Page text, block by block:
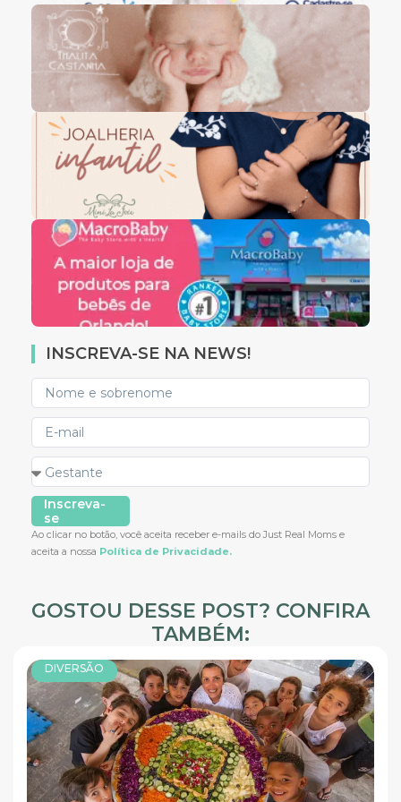
INSCREVA-SE NA NEWS!
Inscreva-
se
Ao clicar no botão, você aceita receber e-mails do Just Real Moms e
aceita a nossa Política de Privacidade.
GOSTOU DESSE POST? CONFIRA
TAMBÉM:
DIVERSÃO